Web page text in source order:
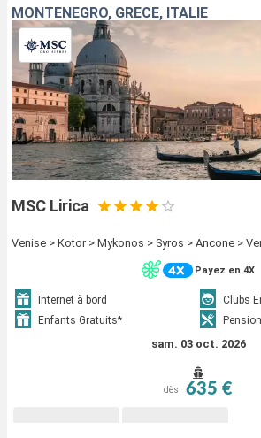
MONTÉNÉGRO, GRÈCE, ITALIE
MSC Lirica
Venise > Kotor > Mykonos > Syros > Ancone >
Payez en 4X
Internet à bord
Clubs
Enfants Gratuits*
sam. 03 oct. 2026
dès 635 €